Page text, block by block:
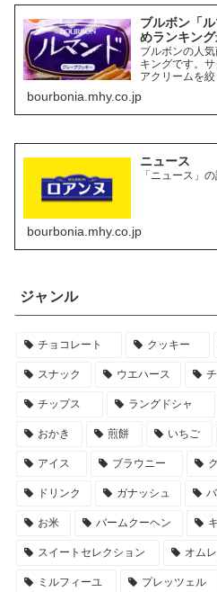
ブルボン「
めランキン
ブルボンの人
キングです。
アクリームを
したお菓子「
の商品があり
すすめの商品
bourbonia.mhy.co.jp
ニュース
「ニュース」
bourbonia.mhy.co.jp
ジャンル
チョコレート クッキー
スナック ウエハース
チップス ラングドシャ
おかき 煎餅 いちご
アイス ブラウニー
ドリンク ガナッシュ
お米 バームクーヘン
スイートセレクション オム
ミルフィーユ プレッツェル